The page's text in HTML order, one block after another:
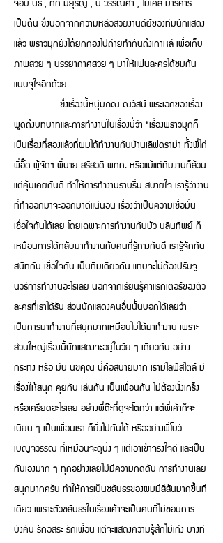
เป็นต้น ซึ่งนอกจากความหล่อสวยงานดีย์ของทีมนักแสดง
แล้ว พราวมุกยังได้ยกกองไปถ่ายทำกันถึงเกาหลี เพื่อเก็บ
ภาพสวย ๆ บรรยากาศสวย ๆ มาให้แฟนละครได้ชมกัน
แบบจุใจอีกด้วย
ซึ่งเรื่องนี้หนุ่มภณ ณวัสน์ พระเอกของเรื่อง
พูดถึงบทบาทและการทำงานในเรื่องนี้ว่า “เรื่องพราวมุกก็
เป็นเรื่องที่สองแล้วที่ผมได้ทำงานกับบ้านเลิฟดราม่า ทั้งพี่ไก่
พี่อี๊ด ผู้จัดฯ พี่นาย สรัสวดี ผกก. หรือแม้แต่ทีมงานก็ล้วน
แต่คุ้นเคยกันดี ทำให้การทำงานราบรื่น สบายใจ เรารู้ว่างาน
ที่ทำออกมาจะออกมาดีแน่นอน เรื่องว่าเป็นความเชื่อมั่น
เชื่อใจกันได้เลย โดยเฉพาะการทำงานกับบัว นลินทิพย์ ก็
เหมือนการได้กลับมาทำงานกับคนที่รู้ทางกันดี เรารู้จักกัน
สนิทกัน เชื่อใจกัน เป็นทีมเดียวกัน แทบจะไม่ต้องปรับจู
นวิธีการทำงานอะไรเลย นอกจากเรียนรู้คาแรกเตอร์ของตัว
ละครที่เราได้รับ ส่วนนักแสดงคนอื่นนั้นบอกได้เลยว่า
เป็นการมาทำงานที่สนุกมากเหมือนไม่ได้มาทำงาน เพราะ
ส่วนใหญ่เรื่องนี้นักแสดงจะอยู่ในวัย ๆ เดียวกัน อย่าง
กระทิง หรือ มีน นิชคุณ นี่คือสบายมาก เรามีไลฟ์สไตล์ มี
เรื่องให้สนุก คุยกัน เล่นกัน เป็นเพื่อนกัน ไม่ต้องนั่งเกร็ง
หรือเครียดอะไรเลย อย่างพี่ต๊ะที่ดูจะโตกว่า แต่พี่เค้าก็จะ
เนียน ๆ เป็นเพื่อนเรา ก็ยิ่งไปกันได้ หรืออย่างพี่โบว์
เบญจวรรณ ที่เหมือนจะดูนิ่ง ๆ แต่เอาเข้าจริงใจดี และเป็น
กันเองมาก ๆ ทุกอย่างเลยไม่มีความกดดัน การทำงานเลย
สนุกมากครับ ทำให้การเป็นชลันธรของผมมีสีสันมากขึ้นที
เดียว เพราะตัวชลันธรในเรื่องเค้าจะเป็นคนที่ไม่ชอบการ
บังคับ รักอิสระ รักเพื่อน แต่จะแสดงความรู้สึกไม่เก่ง บางที